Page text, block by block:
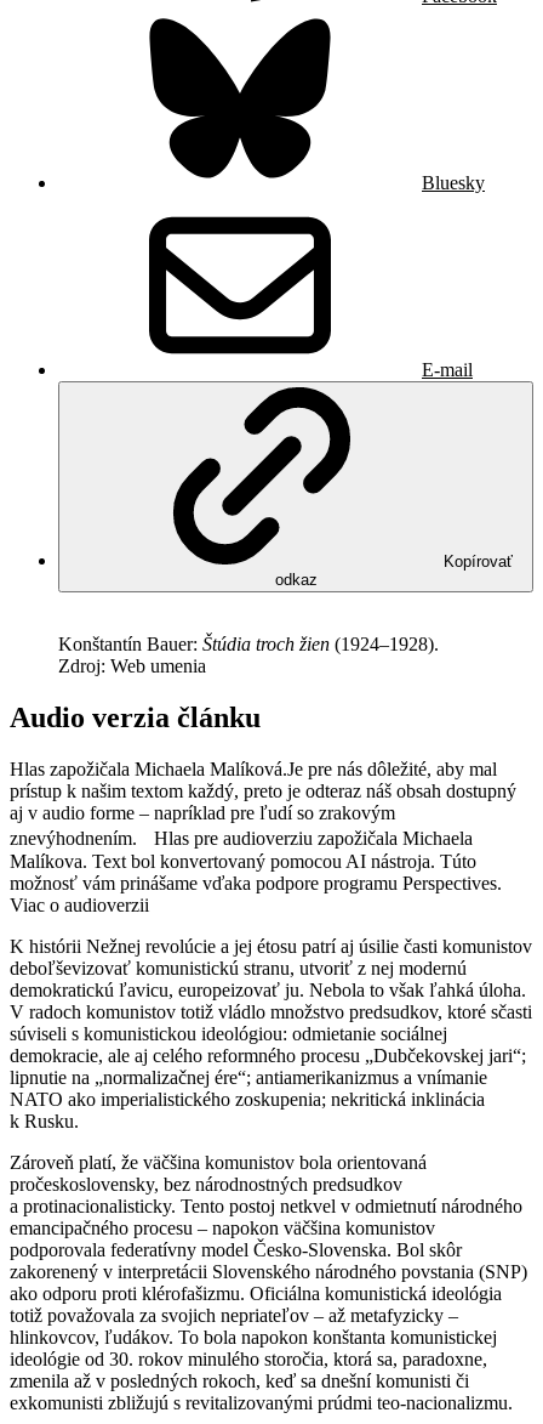
Bluesky
E-mail
Kopírovať
odkaz
Konštantín Bauer: Štúdia troch žien (1924–1928).
Zdroj: Web umenia
Audio verzia článku
Hlas zapožičala Michaela Malíková.Je pre nás dôležité, aby mal
prístup k našim textom každý, preto je odteraz náš obsah dostupný
aj v audio forme – napríklad pre ľudí so zrakovým
znevýhodnením. Hlas pre audioverziu zapožičala Michaela
Malíkova. Text bol konvertovaný pomocou AI nástroja. Túto
možnosť vám prinášame vďaka podpore programu Perspectives.
Viac o audioverzii
K histórii Nežnej revolúcie a jej étosu patrí aj úsilie časti komunistov
deboľševizovať komunistickú stranu, utvoriť z nej modernú
demokratickú ľavicu, europeizovať ju. Nebola to však ľahká úloha.
V radoch komunistov totiž vládlo množstvo predsudkov, ktoré sčasti
súviseli s komunistickou ideológiou: odmietanie sociálnej
demokracie, ale aj celého reformného procesu „Dubčekovskej jari“;
lipnutie na „normalizačnej ére“; antiamerikanizmus a vnímanie
NATO ako imperialistického zoskupenia; nekritická inklinácia
k Rusku.
Zároveň platí, že väčšina komunistov bola orientovaná
pročeskoslovensky, bez národnostných predsudkov
a protinacionalisticky. Tento postoj netkvel v odmietnutí národného
emancipačného procesu – napokon väčšina komunistov
podporovala federatívny model Česko-Slovenska. Bol skôr
zakorenený v interpretácii Slovenského národného povstania (SNP)
ako odporu proti klérofašizmu. Oficiálna komunistická ideológia
totiž považovala za svojich nepriateľov – až metafyzicky –
hlinkovcov, ľudákov. To bola napokon konštanta komunistickej
ideológie od 30. rokov minulého storočia, ktorá sa, paradoxne,
zmenila až v posledných rokoch, keď sa dnešní komunisti či
exkomunisti zbližujú s revitalizovanými prúdmi teo-nacionalizmu.